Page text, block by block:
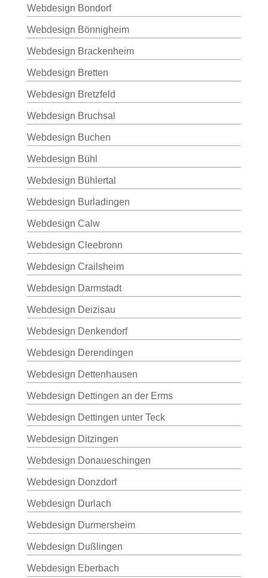
Webdesign Bondorf
Webdesign Bönnigheim
Webdesign Brackenheim
Webdesign Bretten
Webdesign Bretzfeld
Webdesign Bruchsal
Webdesign Buchen
Webdesign Bühl
Webdesign Bühlertal
Webdesign Burladingen
Webdesign Calw
Webdesign Cleebronn
Webdesign Crailsheim
Webdesign Darmstadt
Webdesign Deizisau
Webdesign Denkendorf
Webdesign Derendingen
Webdesign Dettenhausen
Webdesign Dettingen an der Erms
Webdesign Dettingen unter Teck
Webdesign Ditzingen
Webdesign Donaueschingen
Webdesign Donzdorf
Webdesign Durlach
Webdesign Durmersheim
Webdesign Dußlingen
Webdesign Eberbach